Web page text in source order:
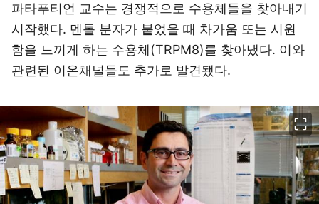
파타푸티언 교수는 경쟁적으로 수용체들을 찾아내기
시작했다. 멘톨 분자가 붙었을 때 차가움 또는 시원
함을 느끼게 하는 수용체(TRPM8)를 찾아냈다. 이와
관련된 이온채널들도 추가로 발견됐다.